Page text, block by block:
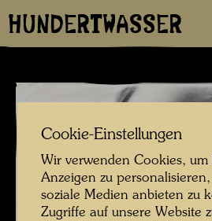
HUNDERTWASSER
Cookie-Einstellungen
Wir verwenden Cookies,
Anzeigen zu
soziale Medien anbieten zu
Zugriffe auf unsere Website